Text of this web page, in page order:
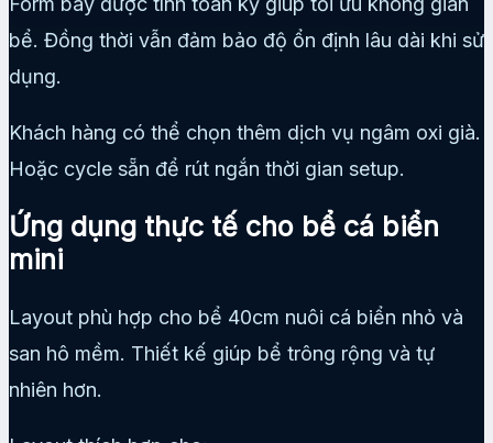
bể. Đồng thời vẫn đảm bảo độ ổn định lâu dài khi sử
dụng.
Khách hàng có thể chọn thêm dịch vụ ngâm oxi già.
Hoặc cycle sẵn để rút ngắn thời gian setup.
Ứng dụng thực tế cho bể cá biển
mini
Layout phù hợp cho bể 40cm nuôi cá biển nhỏ và
san hô mềm. Thiết kế giúp bể trông rộng và tự
nhiên hơn.